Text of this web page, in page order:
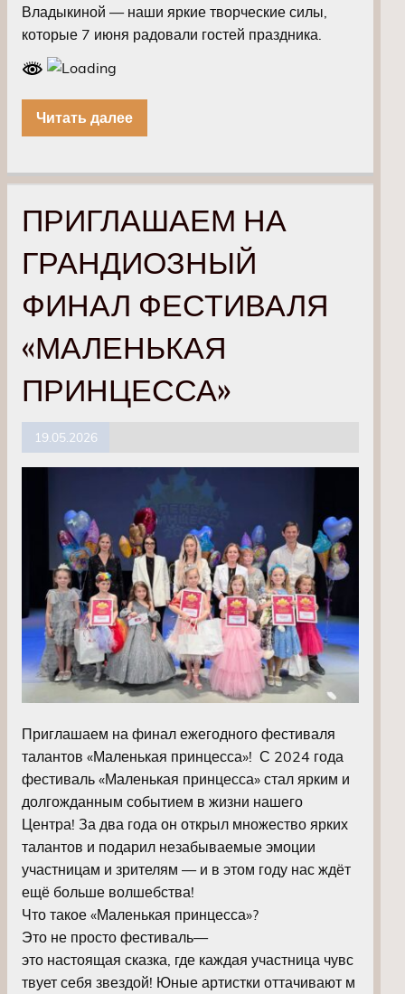
Владыкиной — наши яркие творческие силы,
которые 7 июня радовали гостей праздника.
Читать далее
ПРИГЛАШАЕМ НА
ГРАНДИОЗНЫЙ
ФИНАЛ ФЕСТИВАЛЯ
«МАЛЕНЬКАЯ
ПРИНЦЕССА»
19.05.2026
Приглашаем на финал ежегодного фестиваля
талантов «Маленькая принцесса»! С 2024 года
фестиваль «Маленькая принцесса» стал ярким и
долгожданным событием в жизни нашего
Центра! За два года он открыл множество ярких
талантов и подарил незабываемые эмоции
участницам и зрителям — и в этом году нас ждёт
ещё больше волшебства!
Что такое «Маленькая принцесса»?
Это не просто фестиваль—
это настоящая сказка, где каждая участница чувс
твует себя звездой! Юные артистки оттачивают м